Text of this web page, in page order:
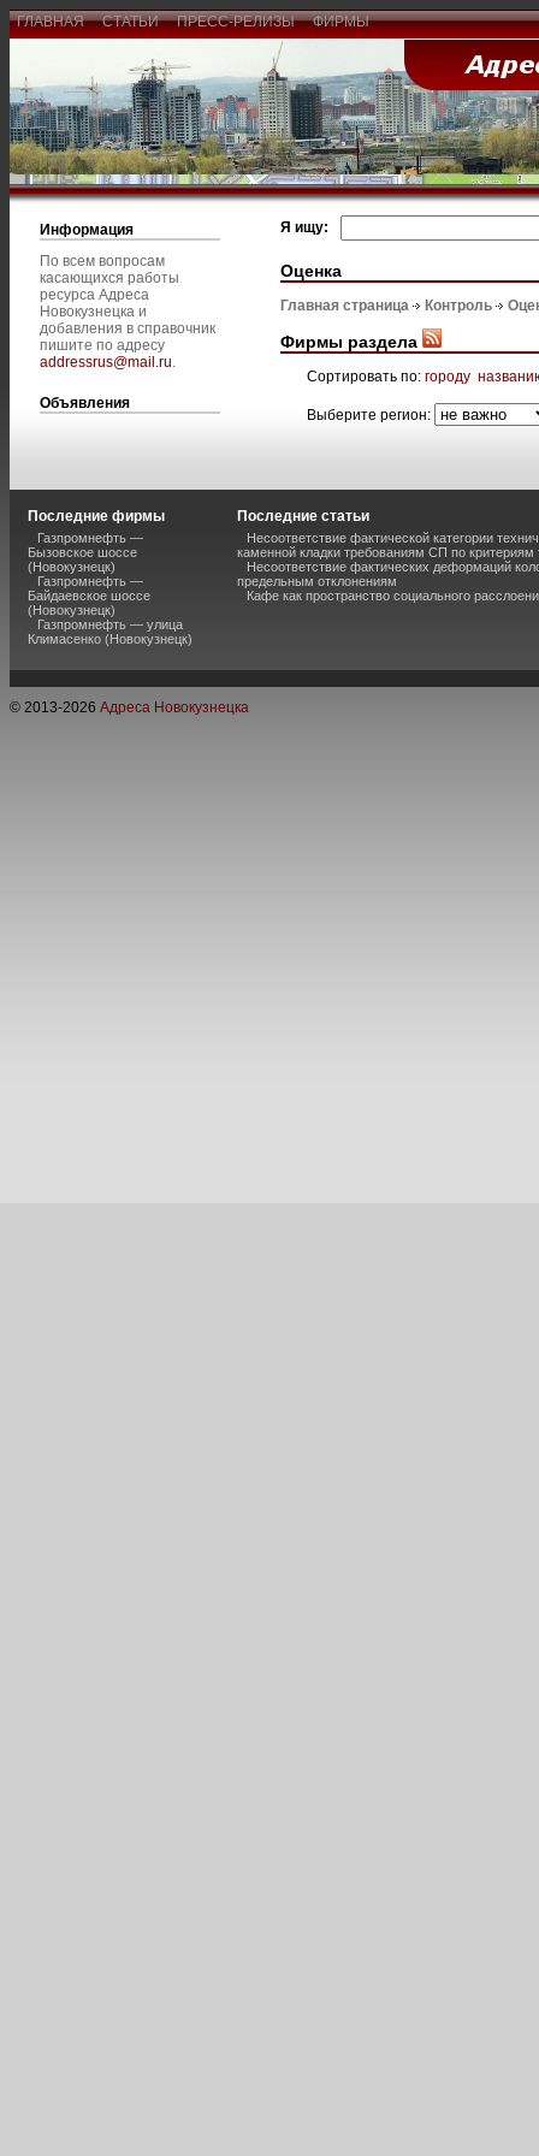
ГЛАВНАЯ СТАТЬИ ПРЕСС-РЕЛИЗЫ ФИРМЫ
Информация
По всем вопросам
касающихся работы
ресурса Адреса
Новокузнецка и
добавления в справочник
пишите по адресу
addressrus@mail.ru.
Объявления
Я ищу:
Оценка
Главная страница Контроль
Фирмы раздела
Сортировать по: городу
Выберите регион:
Последние фирмы
Газпромнефть —
Бызовское шоссе
(Новокузнецк)
Газпромнефть —
Байдаевское шоссе
(Новокузнецк)
Газпромнефть — улица
Климасенко (Новокузнецк)
Последние статьи
Несоответствие фактической категории
каменной кладки требованиям СП по критериям
Несоответствие фактических деформаций
предельным отклонениям
Кафе как пространство социального
© 2013-2026 Адреса Новокузнецка